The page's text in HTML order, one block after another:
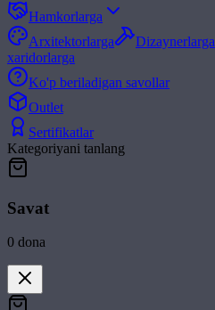
Hamkorlarga
Arxitektorlarga
Dizaynerlarga
xaridorlarga
Ko'p beriladigan savollar
Outlet
Sertifikatlar
Kategoriyani tanlang
Savat
0 dona